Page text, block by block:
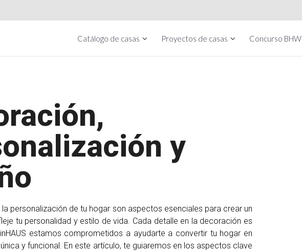
Catálogo de casas Proyectos de casas Concurso BHW
y
la personalización de tu hogar son aspectos esenciales para crear un
tu personalidad y estilo de vida. Cada detalle en la decoración es
estamos comprometidos a ayudarte a convertir tu hogar en
y funcional. En este artículo, te guiaremos en los aspectos clave